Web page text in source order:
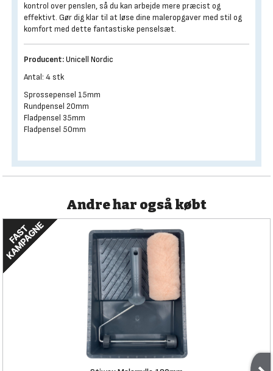
kontrol over penslen, så du kan arbejde mere præcist og
effektivt. Gør dig klar til at løse dine maleropgaver med stil og
komfort med dette fantastiske penselsæt.
Producent:Unicell Nordic
Antal: 4 stk
Sprossepensel 15mm
Rundpensel 20mm
Fladpensel 35mm
Fladpensel 50mm
Andre har også købt